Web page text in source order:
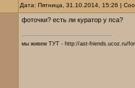
Дата: Пятница, 31.10.2014, 15:26 |
фоточки? есть ли куратор у пса?
мы живем ТУТ - http://ast-friends.ucoz.ru/